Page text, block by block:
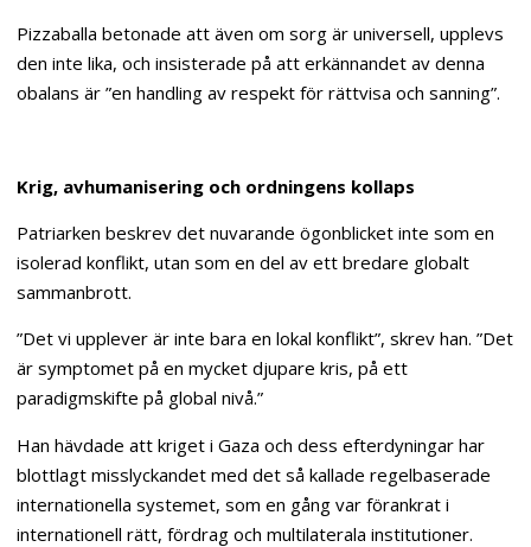
Pizzaballa betonade att även om sorg är universell, upplevs
den inte lika, och insisterade på att erkännandet av denna
obalans är ”en handling av respekt för rättvisa och sanning”.
Krig, avhumanisering och ordningens kollaps
Patriarken beskrev det nuvarande ögonblicket inte som en
isolerad konflikt, utan som en del av ett bredare globalt
sammanbrott.
”Det vi upplever är inte bara en lokal konflikt”, skrev han. ”Det
är symptomet på en mycket djupare kris, på ett
paradigmskifte på global nivå.”
Han hävdade att kriget i Gaza och dess efterdyningar har
blottlagt misslyckandet med det så kallade regelbaserade
internationella systemet, som en gång var förankrat i
internationell rätt, fördrag och multilaterala institutioner.